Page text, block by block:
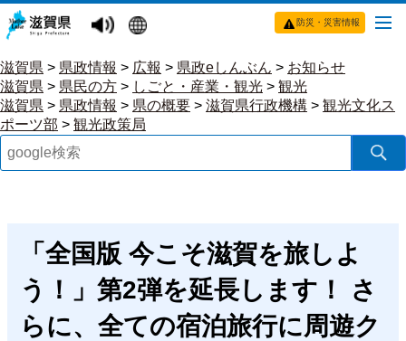
防災・災害情報
滋賀県 > 県政情報 > 広報 > 県政eしんぶん > お知らせ
滋賀県 > 県民の方 > しごと・産業・観光 > 観光
滋賀県 > 県政情報 > 県の概要 > 滋賀県行政機構 > 観光文化ス
ポーツ部 > 観光政策局
「全国版 今こそ滋賀を旅しよ
う！」第2弾を延長します！ さ
らに、全ての宿泊旅行に周遊ク